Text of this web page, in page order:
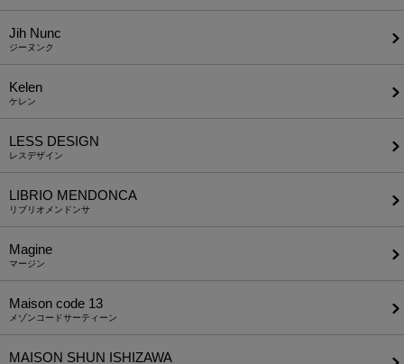
Jih Nunc
ジーヌンク
Kelen
ケレン
LESS DESIGN
レスデザイン
LIBRIO MENDONCA
リブリオメンドンサ
Magine
マージン
Maison code 13
メゾンコードサーティーン
MAISON SHUN ISHIZAWA